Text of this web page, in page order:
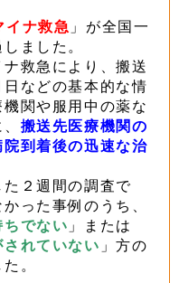
イナ救急 」が全国一
ました。
救急により、搬送
などの基本的な情
関や服用中の薬な
搬送先医療機関の
院到着後の迅速な治
２週間の調査で
った事例のうち、
ちでない 」または
れていない 」方の
。